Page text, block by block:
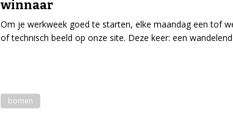
winnaar
Om je werkweek goed te starten, elke maandag een tof
of technisch beeld op onze site. Deze keer: een
bomen